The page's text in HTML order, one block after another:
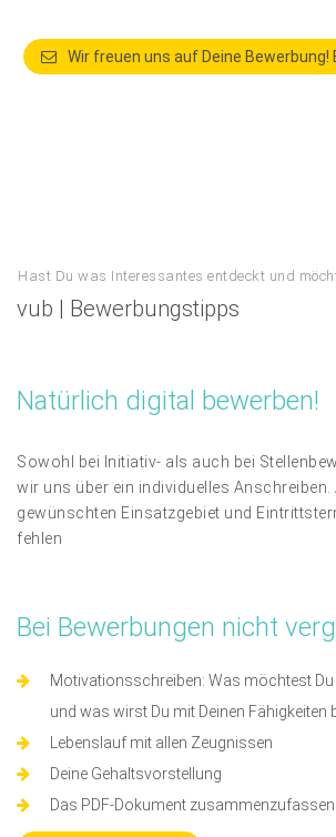
Wir freuen uns auf Deine
vub | Bewerbungstipps
Hast Du was Interessantes entdeckt und
Natürlich digital bewerben!
Sowohl bei Initiativ- als auch bei
wir uns über ein individuelles Anschreiben.
gewünschten Einsatzgebiet und
fehlen
Bei Bewerbungen nicht
Motivationsschreiben: Was möchtest Du
und was wirst Du mit Deinen Fähigkeiten
Lebenslauf mit allen Zeugnissen
Deine Gehaltsvorstellung
Das PDF-Dokument